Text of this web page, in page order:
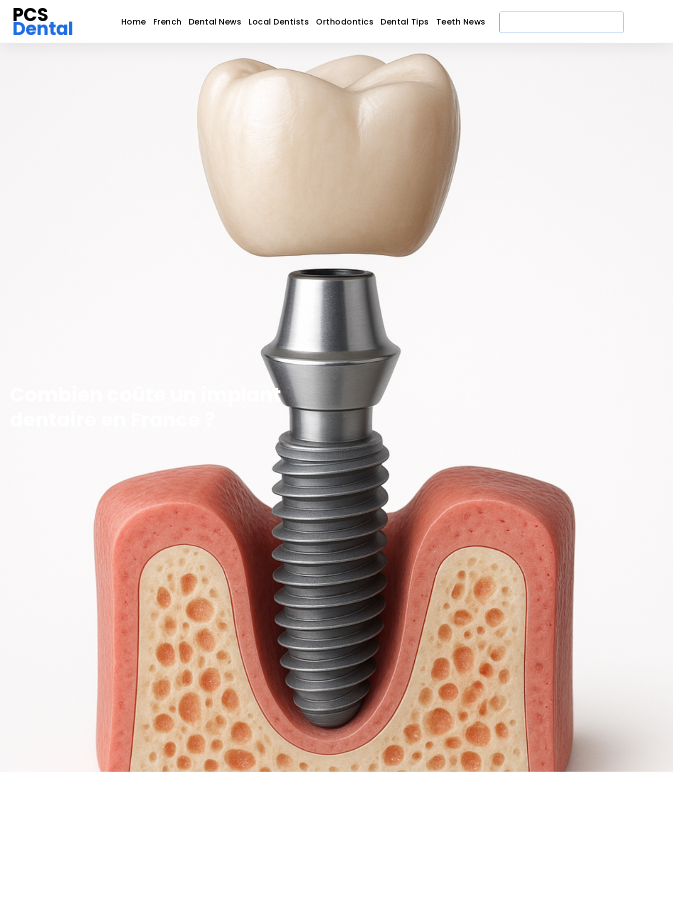
PCS
Dental Home French Dental News Local Dentists Orthodontics Dental Tips Teeth News
Combien coûte un implant